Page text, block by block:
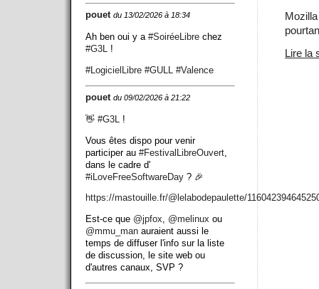
Lire la
pouet du 13/02/2026 à 18:34
Ah ben oui y a #SoiréeLibre chez
#G3L !
#LogicielLibre #GULL #Valence
pouet du 09/02/2026 à 21:22
👋 #G3L
!
Vous êtes dispo pour venir
participer au #FestivalLibreOuvert
dans le cadre d'
#iLoveFreeSoftwareDay ? 🎉
https://mastouille.fr/@lelabodepaulette/
Est-ce que @jpfox, @melinux ou
@mmu_man auraient aussi le
temps de diffuser l'info sur la liste
de discussion, le site web ou
d'autres canaux, SVP ?